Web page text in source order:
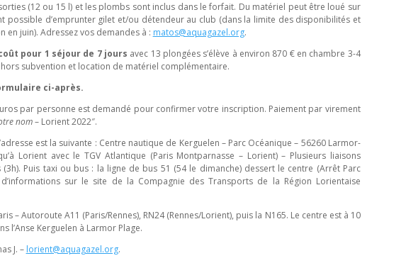
(12 ou 15 l) et les plombs sont inclus dans le forfait. Du matériel peut être loué sur
possible d’emprunter gilet et/ou détendeur au club (dans la limite des disponibilités et
en juin). Adressez vos demandes à : matos@aquagazel.org.
pour 1 séjour de 7 jours avec 13 plongées s’élève à environ 870 € en chambre 3-4
subvention et location de matériel complémentaire.
ci-après.
par personne est demandé pour confirmer votre inscription. Paiement par virement
nom– Lorient 2022″.
est la suivante : Centre nautique de Kerguelen – Parc Océanique – 56260 Larmor-
Lorient avec le TGV Atlantique (Paris Montparnasse – Lorient) – Plusieurs liaisons
Puis taxi ou bus : la ligne de bus 51 (54 le dimanche) dessert le centre (Arrêt Parc
d’informations sur le site de la Compagnie des Transports de la Région Lorientaise
– Autoroute A11 (Paris/Rennes), RN24 (Rennes/Lorient), puis la N165. Le centre est à 10
l’Anse Kerguelen à Larmor Plage.
J. – lorient@aquagazel.org.